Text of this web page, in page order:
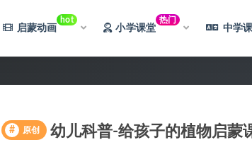
启蒙动画
hot
小学课堂
热门
中学
# 原创 幼儿科普-给孩子的植物启蒙